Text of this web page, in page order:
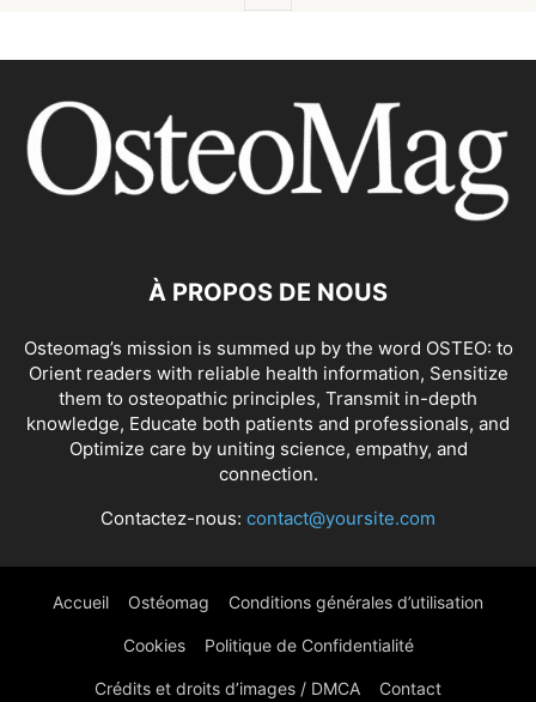
À PROPOS DE NOUS
Osteomag’s mission is summed up by the word OSTEO: to
Orient readers with reliable health information, Sensitize
them to osteopathic principles, Transmit in-depth
knowledge, Educate both patients and professionals, and
Optimize care by uniting science, empathy, and
connection.
Contactez-nous: contact@yoursite.com
Accueil Ostéomag Conditions générales d’utilisation
Cookies Politique de Confidentialité
Crédits et droits d’images / DMCA Contact